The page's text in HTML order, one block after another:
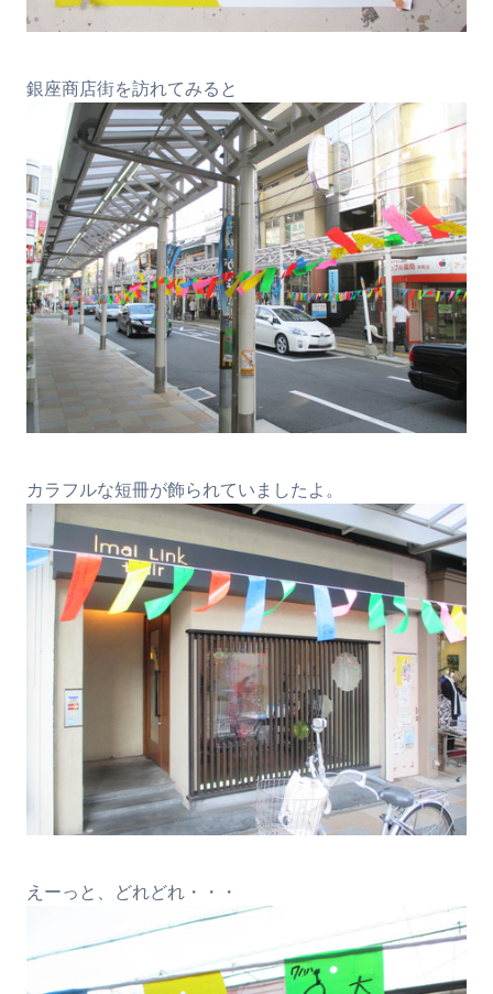
銀座商店街を訪れてみると
カラフルな短冊が飾られていましたよ。
えーっと、どれどれ・・・